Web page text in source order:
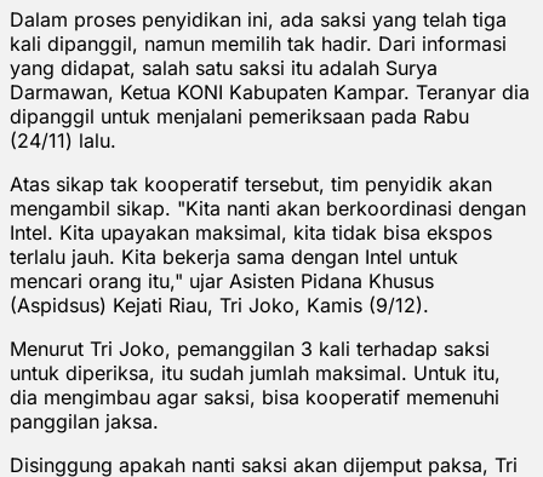
Dalam proses penyidikan ini, ada saksi yang telah tiga
kali dipanggil, namun memilih tak hadir. Dari informasi
yang didapat, salah satu saksi itu adalah Surya
Darmawan, Ketua KONI Kabupaten Kampar. Teranyar dia
dipanggil untuk menjalani pemeriksaan pada Rabu
(24/11) lalu.
Atas sikap tak kooperatif tersebut, tim penyidik akan
mengambil sikap. "Kita nanti akan berkoordinasi dengan
Intel. Kita upayakan maksimal, kita tidak bisa ekspos
terlalu jauh. Kita bekerja sama dengan Intel untuk
mencari orang itu," ujar Asisten Pidana Khusus
(Aspidsus) Kejati Riau, Tri Joko, Kamis (9/12).
Menurut Tri Joko, pemanggilan 3 kali terhadap saksi
untuk diperiksa, itu sudah jumlah maksimal. Untuk itu,
dia mengimbau agar saksi, bisa kooperatif memenuhi
panggilan jaksa.
Disinggung apakah nanti saksi akan dijemput paksa, Tri